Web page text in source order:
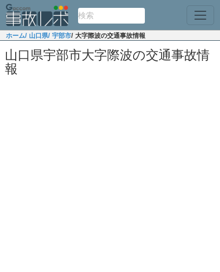
ホーム/ 山口県/ 宇部市/ 大字際波の交通事故情報
山口県宇部市大字際波の交通事故情
報